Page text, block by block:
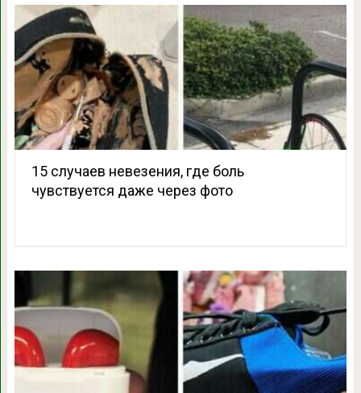
15 случаев невезения, где боль
чувствуется даже через фото